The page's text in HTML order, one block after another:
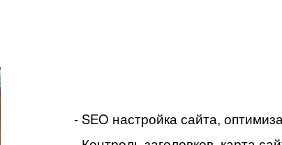
- SEO настройка сайта,